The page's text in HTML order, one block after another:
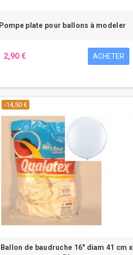
Pompe plate pour ballons à modeler
2,90 € ACHETER
-14,50 €
Ballon de baudruche 16" diam 41 cm x